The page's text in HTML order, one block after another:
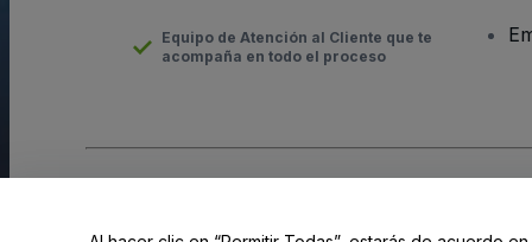
Equipo de Atención al Cliente que te
acompaña en todo el proceso